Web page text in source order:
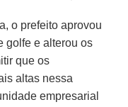
o prefeito aprovou
golfe e alterou os
que os
altas nessa
empresarial